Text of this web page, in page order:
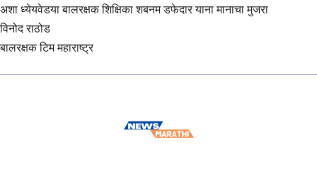
अशा ध्येयवेडया बालरक्षक शिक्षिका शबनम डफेदार याना मानाचा मुजरा
विनोद राठोड
बालरक्षक टिम महाराष्ट्र